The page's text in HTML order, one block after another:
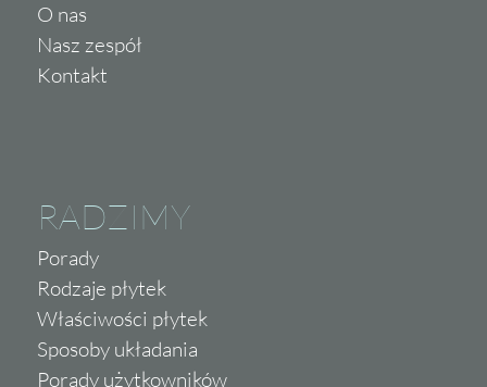
O nas
Nasz zespół
Kontakt
RADZIMY
Porady
Rodzaje płytek
Właściwości płytek
Sposoby układania
Porady użytkowników